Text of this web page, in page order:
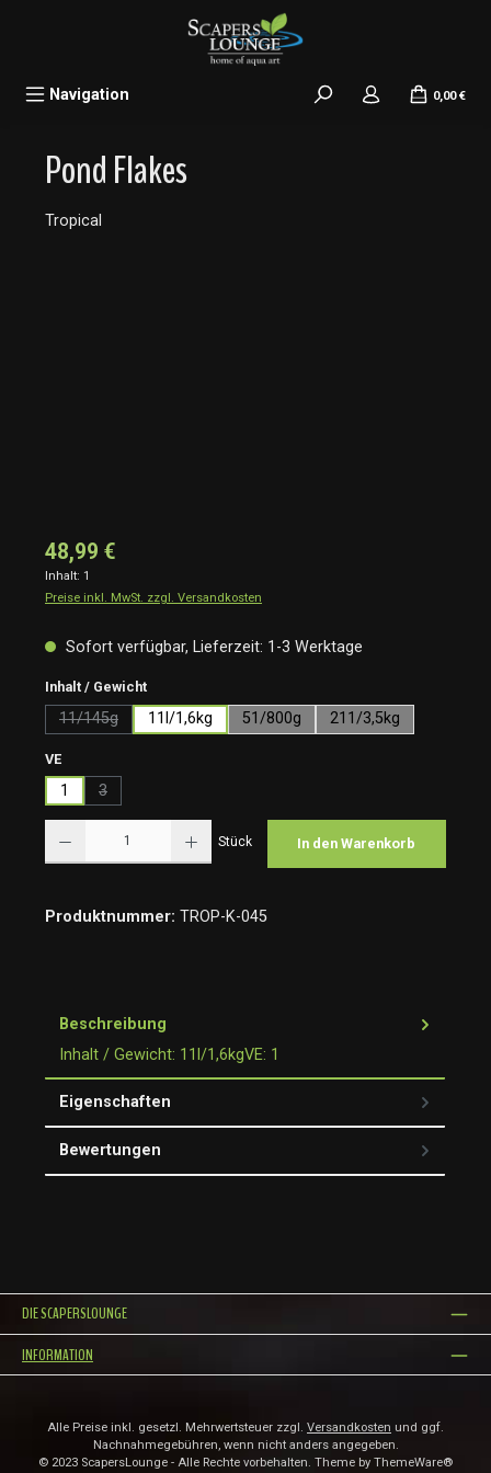
Navigation 0,00 €
Pond Flakes
Tropical
48,99 €
Inhalt: 1
Preise inkl. MwSt. zzgl. Versandkosten
Sofort verfügbar, Lieferzeit: 1-3 Werktage
Inhalt / Gewichtauswählen
11/145g(Diese Option ist zurzeit nicht verfügbar.)
11l/1,6kg 51/800g 211/3,5kg
VEauswählen
1 3(Diese Option ist zurzeit nicht verfügbar.)
Stück In den Warenkorb
Produktnummer: TROP-K-045
Beschreibung
Inhalt / Gewicht: 11l/1,6kgVE: 1
Eigenschaften
Bewertungen
DIE SCAPERSLOUNGE
INFORMATION
Alle Preise inkl. gesetzl. Mehrwertsteuer zzgl. Versandkosten und ggf.
Nachnahmegebühren, wenn nicht anders angegeben.
© 2023 ScapersLounge - Alle Rechte vorbehalten. Theme by ThemeWare®